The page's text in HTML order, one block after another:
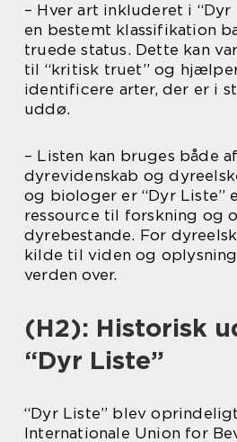
– Hver art inkluderet i
en bestemt klassifikation
truede status. Dette kan
til “kritisk truet” og
identificere arter, der er i
uddø.
– Listen kan bruges både
dyrevidenskab og
og biologer er “Dyr Liste”
ressource til forskning og
dyrebestande. For
kilde til viden og
verden over.
(H2): Historisk
“Dyr Liste”
“Dyr Liste” blev
Internationale Union for